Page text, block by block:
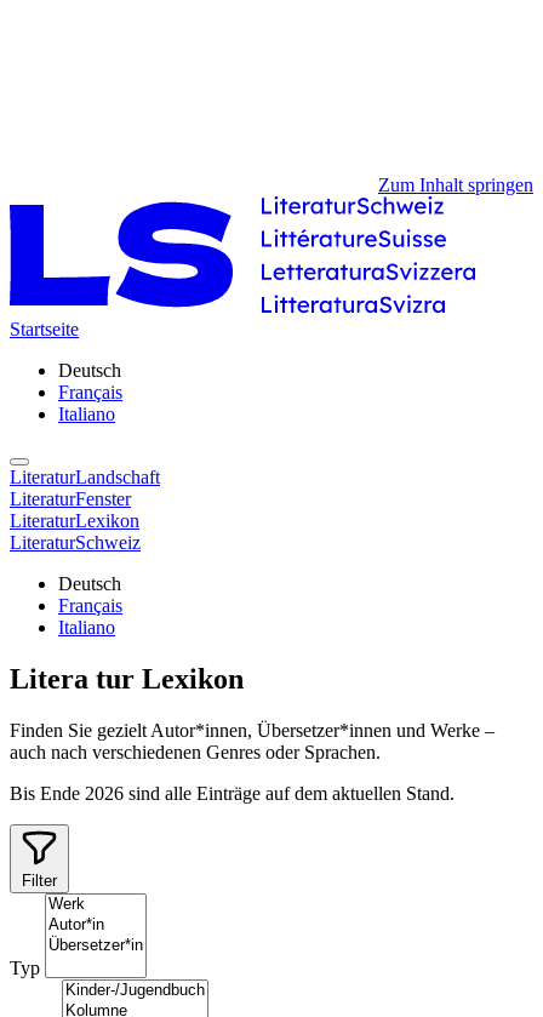
Zum Inhalt springen
Startseite
Deutsch
Français
Italiano
LiteraturLandschaft
LiteraturFenster
LiteraturLexikon
LiteraturSchweiz
Deutsch
Français
Italiano
Litera tur Lexikon
Finden Sie gezielt Autor*innen, Übersetzer*innen und Werke –
auch nach verschiedenen Genres oder Sprachen.
Bis Ende 2026 sind alle Einträge auf dem aktuellen Stand.
Filter
Typ